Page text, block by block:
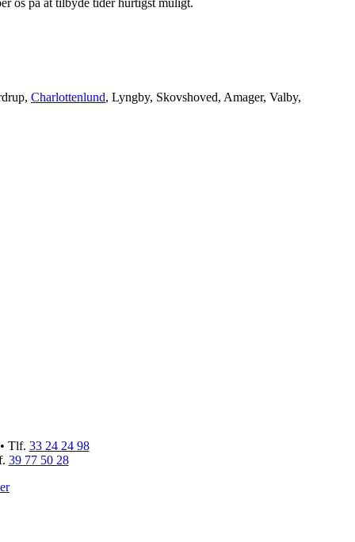
os på at tilbyde tider hurtigst muligt.
Charlottenlund, Lyngby, Skovshoved, Amager, Valby,
Tlf. 33 24 24 98
39 77 50 28